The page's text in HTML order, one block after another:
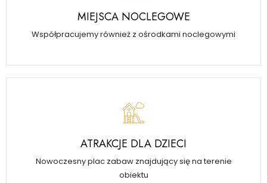
MIEJSCA NOCLEGOWE
Współpracujemy również z ośrodkami noclegowymi
ATRAKCJE DLA DZIECI
Nowoczesny plac zabaw znajdujący się na terenie
obiektu